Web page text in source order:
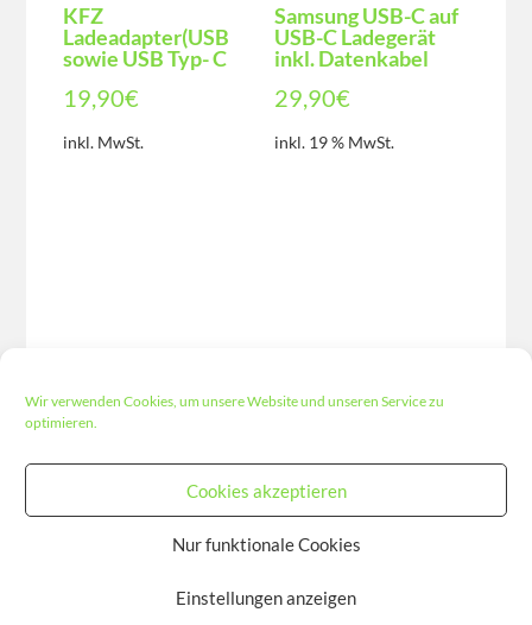
Wir verwenden Cookies, um unsere Website und unseren Service zu
optimieren.
Cookies akzeptieren
Nur funktionale Cookies
Einstellungen anzeigen
KFZ
Ladeadapter(USB
sowie USB Typ- C
19,90€
inkl. MwSt.
Samsung USB-C auf
USB-C Ladegerät
inkl. Datenkabel
29,90€
inkl. 19 % MwSt.